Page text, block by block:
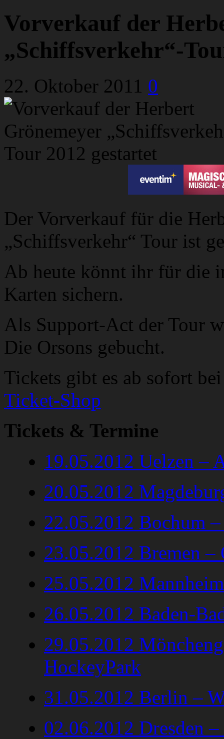
Vorverkauf der
„Schiffsverkehr“-
22. Oktober 2011 0
Der Vorverkauf für die
„Schiffsverkehr“ Tour ist
Ab heute könnt ihr für die
Karten sichern.
Als Support-Act der Tour
Die Orsons gebucht.
Tickets gibt es ab sofort
Ticket-Shop
Tickets & Termine
19.05.2012 Uelzen –
20.05.2012
22.05.2012 Bochum
23.05.2012 Bremen
25.05.2012
26.05.2012 Baden-
29.05.2012
HockeyPark
31.05.2012 Berlin –
02.06.2012 Dresden